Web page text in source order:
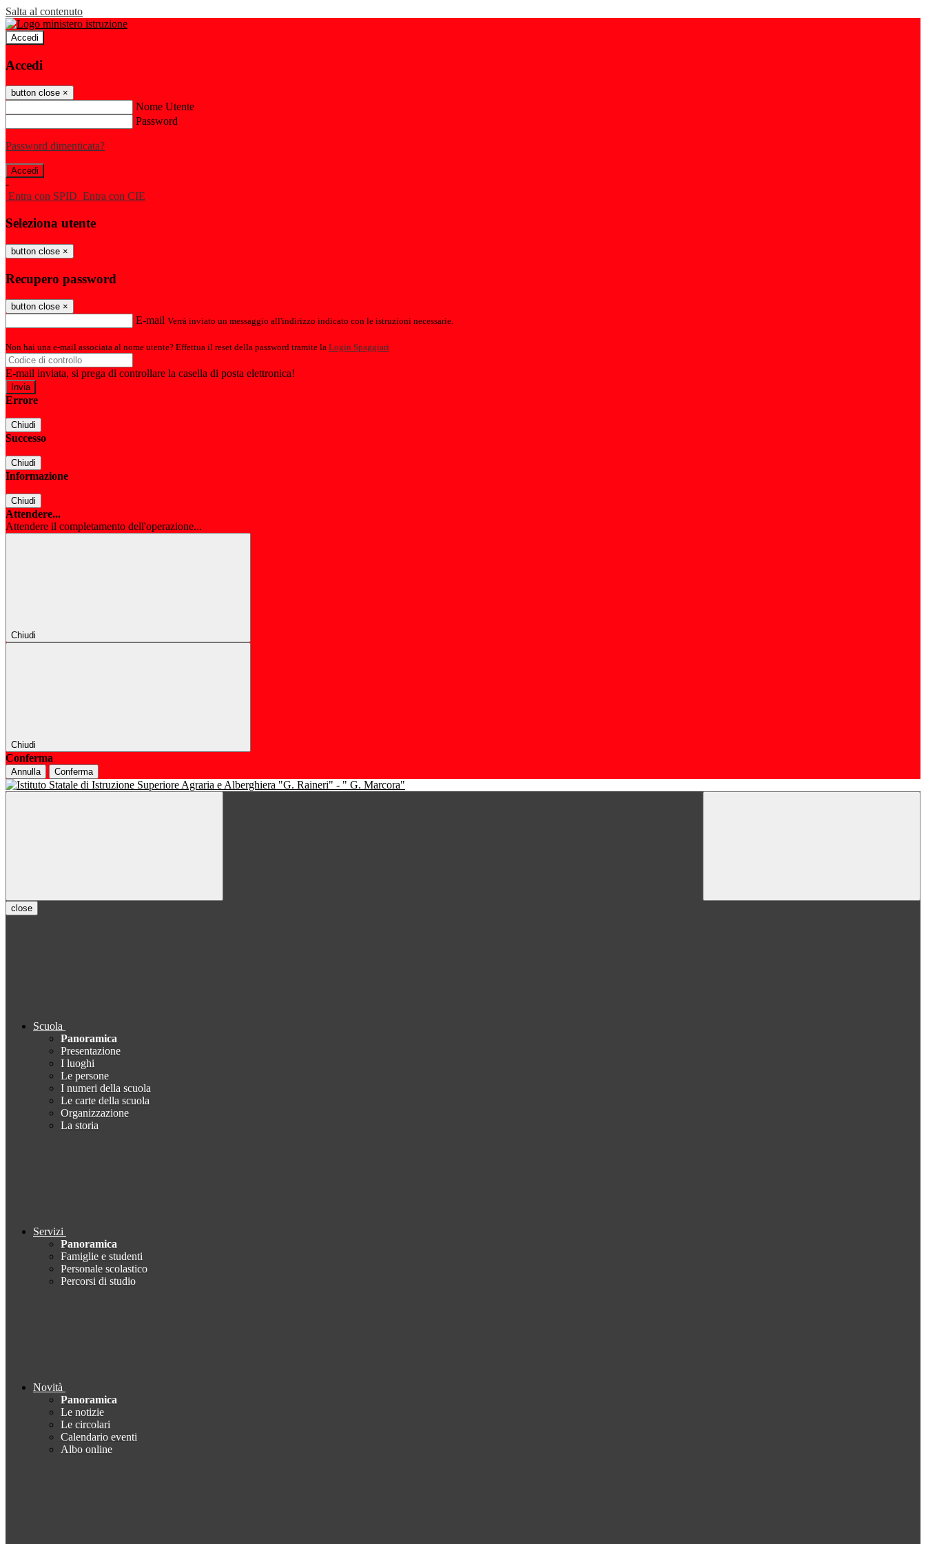
Salta al contenuto
Accedi
Accedi
button close ×
Nome Utente
Password
Password dimenticata?
-
Entra con SPID Entra con CIE
Seleziona utente
button close ×
Recupero password
button close ×
E-mail Verrà inviato un messaggio all'indirizzo indicato con le istruzioni necessarie.
Non hai una e-mail associata al nome utente? Effettua il reset della password tramite la Login Spaggiari
E-mail inviata, si prega di controllare la casella di posta elettronica!
Errore
Chiudi
Successo
Chiudi
Informazione
Chiudi
Attendere...
Attendere il completamento dell'operazione...
Chiudi
Chiudi
Conferma
Annulla Conferma
close
Scuola
Panoramica
Presentazione
I luoghi
Le persone
I numeri della scuola
Le carte della scuola
Organizzazione
La storia
Servizi
Panoramica
Famiglie e studenti
Personale scolastico
Percorsi di studio
Novità
Panoramica
Le notizie
Le circolari
Calendario eventi
Albo online